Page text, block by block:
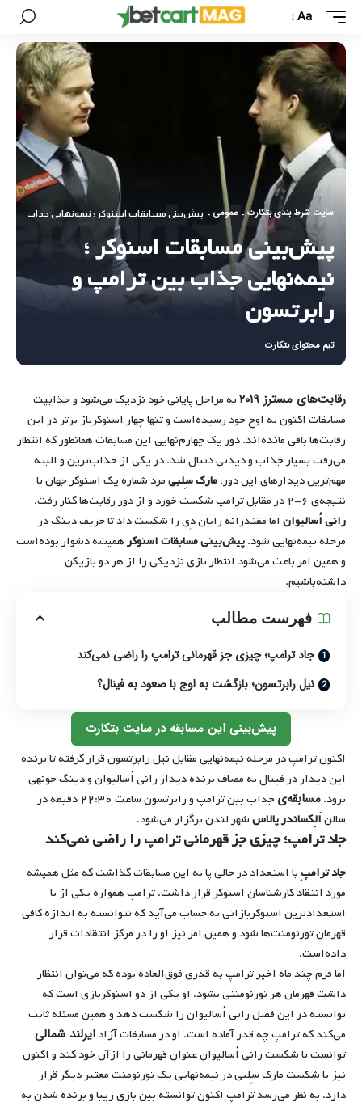
Aa
سایت شرط بندی بتکارت - عمومی - پیش‌بینی مسابقات اسنوکر ؛ نیمه‌نهایی جذاب بین
پیش‌بینی مسابقات اسنوکر ؛
نیمه‌نهایی جذاب بین ترامپ و
رابرتسون
تیم محتوای بتکارت
رقابت‌های مسترز ۲۰۱۹
به مراحل پایانی خود نزدیک می‌شود و جذابیت
مسابقات اکنون به اوج خود رسیده‌است و تنها چهار اسنوکرباز برتر در این
رقابت‌ها باقی مانده‌اند. دور یک چهارم‌نهایی این مسابقات همانطور که انتظار
می‌رفت بسیار جذاب و دیدنی دنبال شد. در یکی از جذاب‌ترین و البته
مهم‌ترین دیدارهای این دور،مارک سِلبیمرد شماره یک اسنوکر جهان با
نتیجه‌ی ۶-۲ در مقابل ترامپ شکست خورد و از دور رقابت‌ها کنار رفت.
رانی اُسالیوان اما مقتدرانه رایان دِی را شکست داد تا حریف دینگ در
مرحله نیمه‌نهایی شود.پیش‌بینی مسابقات اسنوکرهمیشه دشوار بوده‌است
و همین امر باعث می‌شود انتظار بازی نزدیکی را از هر دو بازیکن
داشته‌باشیم.
فهرست مطالب
جاد ترامپ؛ چیزی جز قهرمانی ترامپ را راضی نمی‌کند
نیل رابرتسون؛ بازگشت به اوج با صعود به فینال؟
پیش‌بینی این مسابقه در سایت بتکارت
اکنون ترامپ در مرحله نیمه‌نهایی مقابل نیل رابرتسون قرار گرفته تا برنده
این دیدار در فینال به مصاف برنده دیدار رانی اُسالیوان و دینگ جونهی
برود.مسابقه‌ی
جذاب بین ترامپ و رابرتسون ساعت ۲۲:۳۰ دقیقه در
سالناَلِکساندر پالاسشهر لندن برگزار می‌شود.
جاد ترامپ؛ چیزی جز قهرمانی ترامپ را راضی نمی‌کند
جاد ترامپِبا استعداد در حالی پا به این مسابقات گذاشت که مثل همیشه
مورد انتقاد کارشناسان اسنوکر قرار داشت. ترامپ همواره یکی از با
استعداد‌ترین اسنوکربازانی به حساب می‌آید که نتوانسته به اندازه کافی
قهرمان تورنومنت‌ها شود و همین امر نیز او را در مرکز انتقادات قرار
داده‌است.
اما فرم چند ماه اخیر ترامپ به قدری فوق‌العاده بوده که می‌توان انتظار
داشت قهرمان هر تورنومنتی بشود. او یکی از دو اسنوکربازی است که
توانسته در این فصل رانی اُسالیوان را شکست دهد و همین مسئله ثابت
می‌کند که ترامپ چه قدر آماده است. او در مسابقات آزادایرلند شمالی
توانست با شکست رانی اُسالیوان عنوان قهرمانی را ازآن خود کند و اکنون
نیز با شکست مارک سِلبی در نیمه‌نهایی یک تورنومنت معتبر دیگر قرار
دارد. به نظر می‌رسد ترامپ اکنون توانسته بین بازی زیبا و برنده شدن به